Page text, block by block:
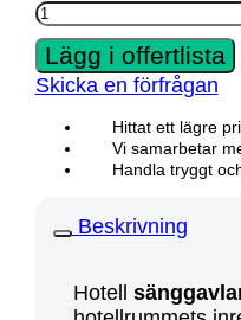
Lägg i offertlista
Skicka en förfrågan
Hittat ett lägre
Vi samarbetar
Handla tryggt
Beskrivning
Hotell